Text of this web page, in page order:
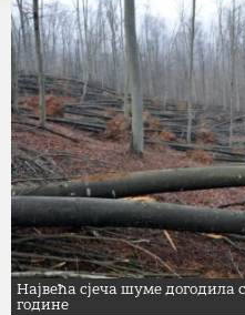
Највећа сјеча шуме догодила
године